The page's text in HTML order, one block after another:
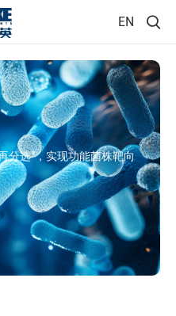
EN
分选”，实现功能菌株靶向